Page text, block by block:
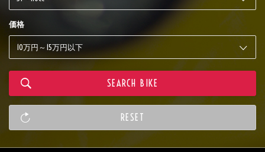
価格